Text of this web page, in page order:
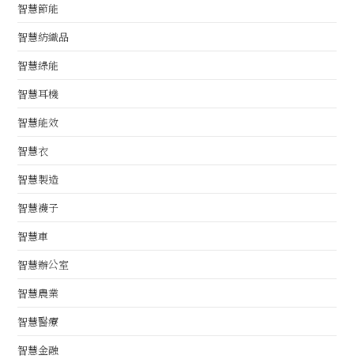
智慧節能
智慧紡織品
智慧綠能
智慧耳機
智慧能效
智慧衣
智慧製造
智慧襪子
智慧車
智慧辦公室
智慧農業
智慧醫療
智慧金融